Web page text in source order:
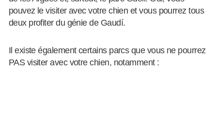
pouvez le visiter avec votre chien et vous pourrez tous
deux profiter du génie de Gaudí.
Il existe également certains parcs que vous ne pourrez
PAS visiter avec votre chien, notamment :